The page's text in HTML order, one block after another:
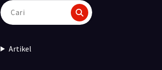
Pencarian
untuk:
Artikel